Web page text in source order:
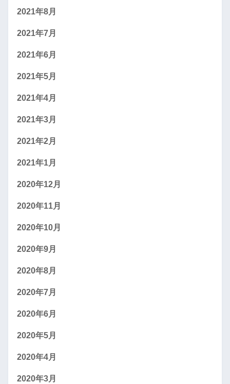
2021年8月
2021年7月
2021年6月
2021年5月
2021年4月
2021年3月
2021年2月
2021年1月
2020年12月
2020年11月
2020年10月
2020年9月
2020年8月
2020年7月
2020年6月
2020年5月
2020年4月
2020年3月